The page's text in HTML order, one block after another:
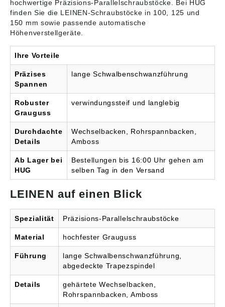
hochwertige Präzisions-Parallelschraubstöcke . Bei HUG
finden Sie die LEINEN-Schraubstöcke in 100, 125 und
150 mm sowie passende automatische
Höhenverstellgeräte.
Ihre Vorteile
Präzises
Spannen
lange Schwalbenschwanzführung
Robuster
Grauguss
verwindungssteif und langlebig
Durchdachte
Details
Wechselbacken, Rohrspannbacken,
Amboss
Ab Lager bei
HUG
Bestellungen bis 16:00 Uhr gehen am
selben Tag in den Versand
LEINEN auf einen Blick
Spezialität Präzisions-Parallelschraubstöcke
Material hochfester Grauguss
Führung
lange Schwalbenschwanzführung,
abgedeckte Trapezspindel
Details
gehärtete Wechselbacken,
Rohrspannbacken, Amboss